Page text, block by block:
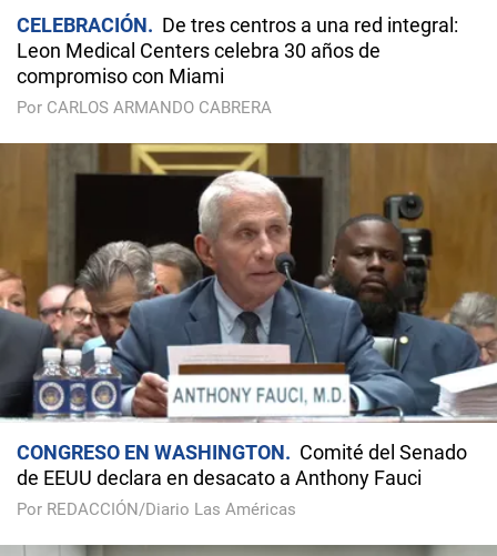
CELEBRACIÓN
De tres centros a una red integral:
Leon Medical Centers celebra 30 años de
compromiso con Miami
Por CARLOS ARMANDO CABRERA
CONGRESO EN WASHINGTON
Comité del Senado
de EEUU declara en desacato a Anthony Fauci
Por REDACCIÓN/Diario Las Américas